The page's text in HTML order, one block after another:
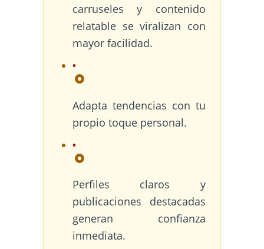
carruseles y contenido
relatable se viralizan con
mayor facilidad.
Adapta tendencias con tu
propio toque personal.
Perfiles claros y
publicaciones destacadas
generan confianza
inmediata.